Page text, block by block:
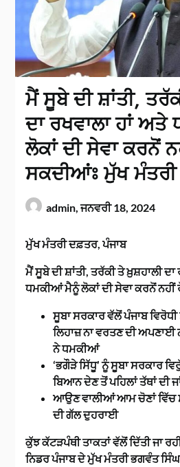
ਮੈਂ ਸੂਬੇ ਦੀ ਸ਼ਾਂਤੀ,
ਦਾ ਰਖਵਾਲਾ ਹਾਂ
ਲੋਕਾਂ ਦੀ ਸੇਵਾ ਕਰਨੋਂ
ਸਕਦੀਆਂਃ ਮੁੱਖ ਮੰਤਰੀ
admin,ਜਨਵਰੀ 18, 2024
ਮੁੱਖ ਮੰਤਰੀ ਦਫ਼ਤਰ, ਪੰਜਾਬ
ਮੈਂ ਸੂਬੇ ਦੀ ਸ਼ਾਂਤੀ, ਤਰੱਕੀ ਤੇ ਖ਼ੁਸ਼ਹਾਲੀ
ਧਮਕੀਆਂ ਮੈਨੂੰ ਲੋਕਾਂ ਦੀ ਸੇਵਾ ਕਰਨੋਂ
ਸੂਬਾ ਸਰਕਾਰ ਵੱਲੋਂ ਪੰਜਾਬ
ਲਿਹਾਜ਼ ਨਾ ਵਰਤਣ ਦੀ ਅਪਣਾਈ
ਨੇ ਧਮਕੀਆਂ
‘ਭਗੌੜੇ ਸਿੱਧੂ’ ਨੂੰ ਸੂਬਾ ਸਰਕਾਰ
ਬਿਆਨ ਦੇਣ ਤੋਂ ਪਹਿਲਾਂ ਤੱਥਾਂ
ਆਉਣ ਵਾਲੀਆਂ ਆਮ ਚੋਣਾਂ ਵਿੱਚ
ਦੀ ਗੱਲ ਦੁਹਰਾਈ
ਕੁੱਝ ਕੱਟੜਪੰਥੀ ਤਾਕਤਾਂ ਵੱਲੋਂ ਦਿੱਤੀ ਜਾ
ਨਿਡਰ ਪੰਜਾਬ ਦੇ ਮੁੱਖ ਮੰਤਰੀ ਭਗਵੰਤ